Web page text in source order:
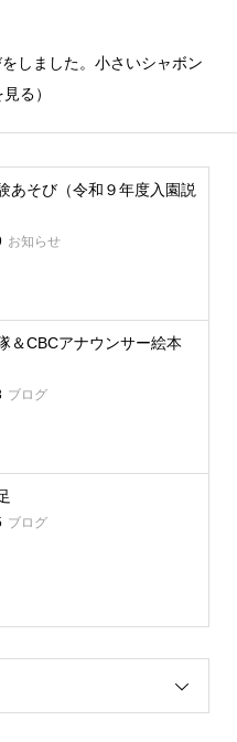
しました。小さいシャボン
る）
あそび（令和９年度入園説
お知らせ
＆CBCアナウンサー絵本
ブログ
ブログ